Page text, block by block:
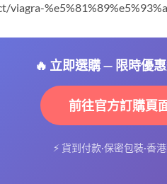
🔥 立即選購 — 限時優
前往官方訂購頁
⚡ 貨到付款·保密包裝·香